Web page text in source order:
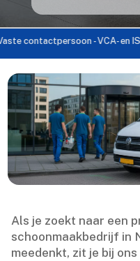
- VCA- en ISO-
Als je zoekt naar een
schoonmaakbedrijf in
meedenkt, zit je bij